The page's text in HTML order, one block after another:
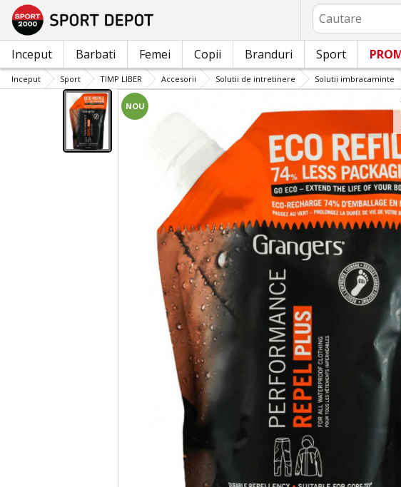
Cautare
Inceput Barbati Femei Copii Branduri Sport
Inceput Sport TIMP LIBER Accesorii Solutii de intretinere Solutii imbracaminte
NOU